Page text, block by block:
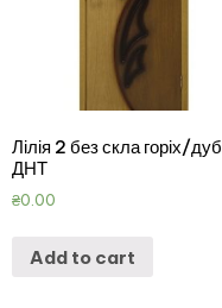
Лілія 2 без скла горіх/дуб
ДНТ
₴0.00
Add to cart